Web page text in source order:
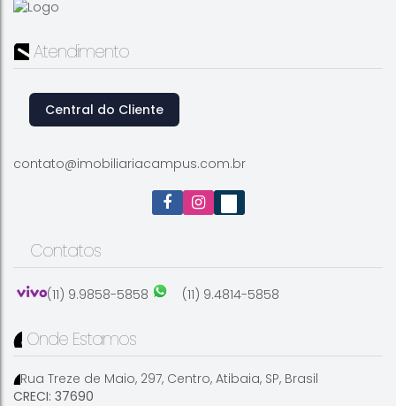
Atendimento
Central do Cliente
contato@imobiliariacampus.com.br
Contatos
(11) 9.9858-5858 (11) 9.4814-5858
Onde Estamos
Rua Treze de Maio, 297, Centro, Atibaia, SP, Brasil
CRECI: 37690